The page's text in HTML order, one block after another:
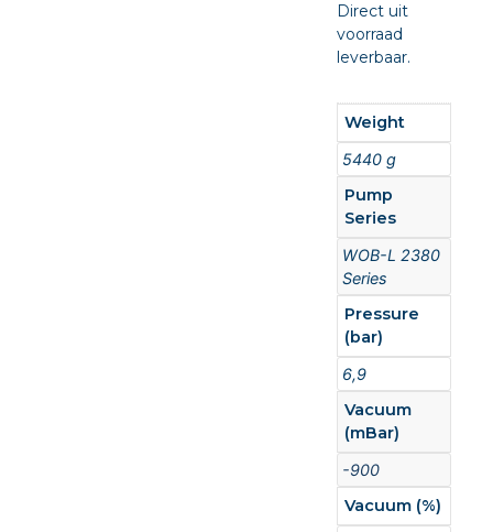
Direct uit
voorraad
leverbaar.
Weight
5440 g
Pump
Series
WOB-L 2380
Series
Pressure
(bar)
6,9
Vacuum
(mBar)
-900
Vacuum (%)